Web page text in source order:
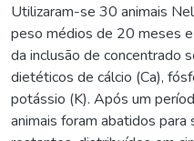
Utilizaram-se 30 animais
peso médios de 20 meses
da inclusão de concentrado
dietéticos de cálcio (Ca),
potássio (K). Após um
animais foram abatidos